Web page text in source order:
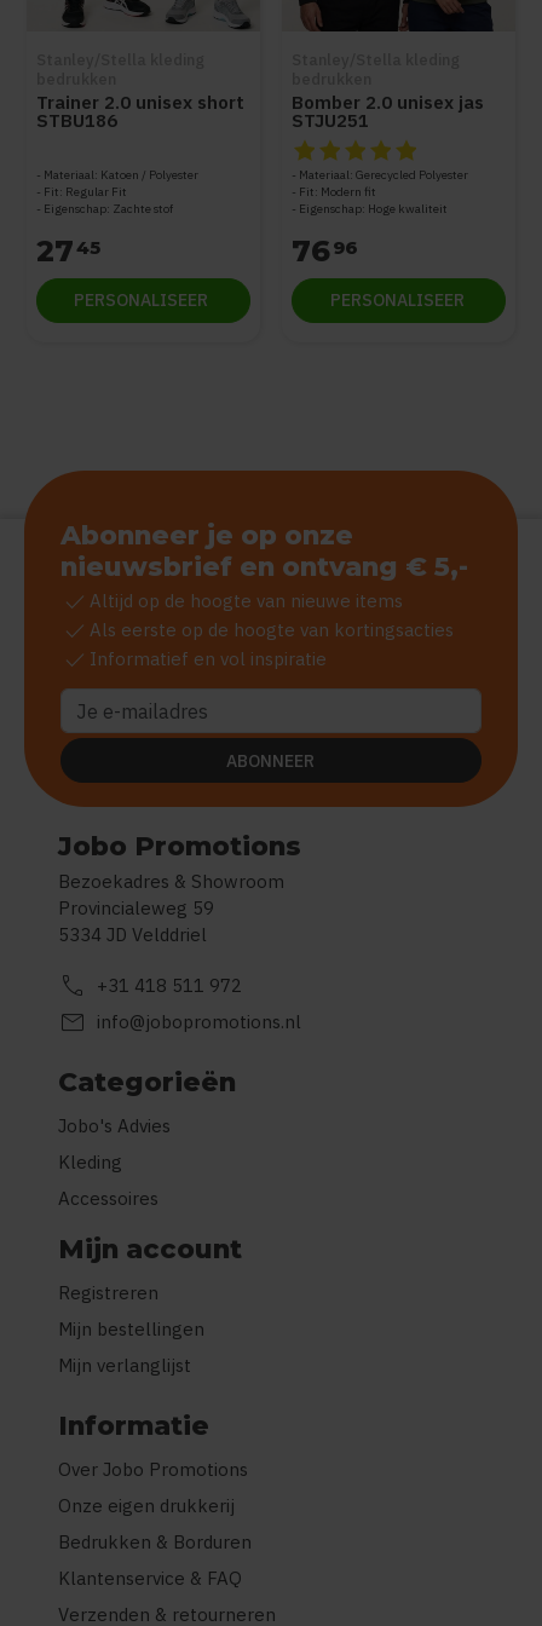
Trainer 2.0 unisex short
STBU186
Materiaal: Katoen / Polyester
Fit: Regular Fit
Eigenschap: Zachte stof
2745
PERSONALISEER
Bomber 2.0 unisex jas
STJU251
De beoordeling van dit
Materiaal: Gerecycled Polyester
Fit: Modern fit
Eigenschap: Hoge kwaliteit
7696
PERSONALISEER
Jobo Promotions
Bezoekadres & Showroom
Provincialeweg 59
5334 JD Velddriel
call +31 418 511 972
mail info@jobopromotions.nl
Categorieën
Jobo's Advies
Kleding
Accessoires
Mijn account
Registreren
Mijn bestellingen
Mijn verlanglijst
Informatie
Over Jobo Promotions
Onze eigen drukkerij
Bedrukken & Borduren
Klantenservice & FAQ
Verzenden & retourneren
Abonneer je op onze
nieuwsbrief en ontvang € 5,-
check Altijd op de hoogte van nieuwe items
check Als eerste op de hoogte van kortingsacties
check Informatief en vol inspiratie
ABONNEER